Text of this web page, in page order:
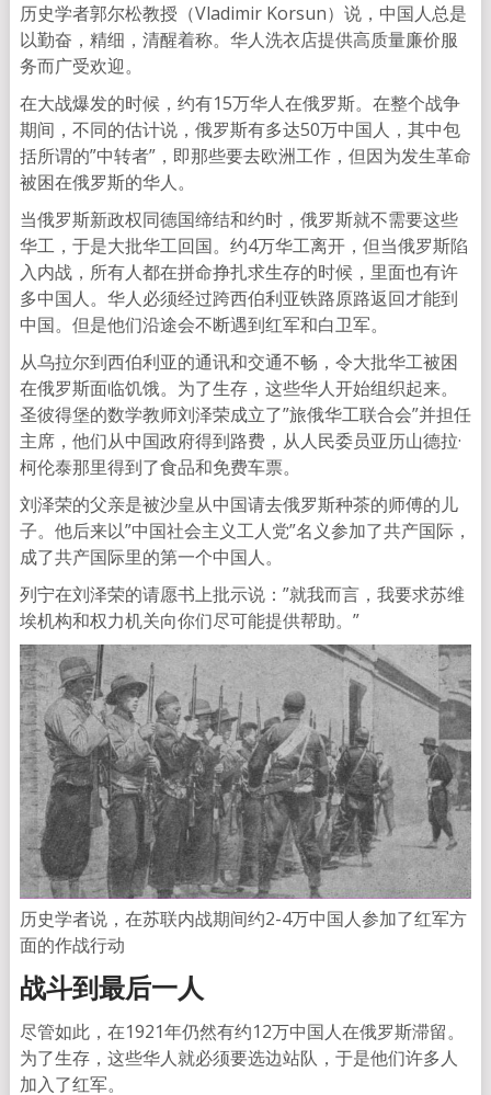
历史学者郭尔松教授（Vladimir Korsun）说，中国人总是
以勤奋，精细，清醒着称。华人洗衣店提供高质量廉价服
务而广受欢迎。
在大战爆发的时候，约有15万华人在俄罗斯。在整个战争
期间，不同的估计说，俄罗斯有多达50万中国人，其中包
括所谓的”中转者”，即那些要去欧洲工作，但因为发生革命
被困在俄罗斯的华人。
当俄罗斯新政权同德国缔结和约时，俄罗斯就不需要这些
华工，于是大批华工回国。约4万华工离开，但当俄罗斯陷
入内战，所有人都在拼命挣扎求生存的时候，里面也有许
多中国人。华人必须经过跨西伯利亚铁路原路返回才能到
中国。但是他们沿途会不断遇到红军和白卫军。
从乌拉尔到西伯利亚的通讯和交通不畅，令大批华工被困
在俄罗斯面临饥饿。为了生存，这些华人开始组织起来。
圣彼得堡的数学教师刘泽荣成立了”旅俄华工联合会”并担任
主席，他们从中国政府得到路费，从人民委员亚历山德拉·
柯伦泰那里得到了食品和免费车票。
刘泽荣的父亲是被沙皇从中国请去俄罗斯种茶的师傅的儿
子。他后来以”中国社会主义工人党”名义参加了共产国际，
成了共产国际里的第一个中国人。
列宁在刘泽荣的请愿书上批示说：”就我而言，我要求苏维
埃机构和权力机关向你们尽可能提供帮助。”
历史学者说，在苏联内战期间约2-4万中国人参加了红军方
面的作战行动
战斗到最后一人
尽管如此，在1921年仍然有约12万中国人在俄罗斯滞留。
为了生存，这些华人就必须要选边站队，于是他们许多人
加入了红军。